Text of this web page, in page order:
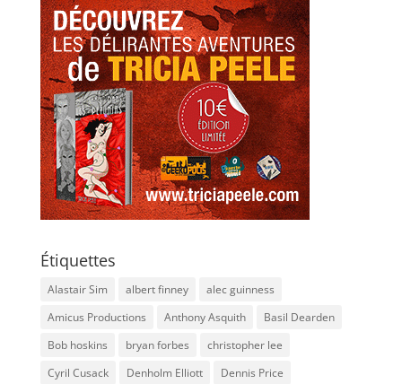
Étiquettes
Alastair Sim albert finney
alec guinness
Amicus Productions
Anthony Asquith
Basil Dearden
Bob hoskins
bryan forbes
christopher lee
Cyril Cusack
Denholm Elliott
Dennis Price